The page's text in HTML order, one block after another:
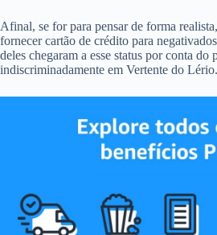
Afinal, se for para pensar de forma
fornecer cartão de crédito para
deles chegaram a esse status por conta do
indiscriminadamente em Vertente do Lério.